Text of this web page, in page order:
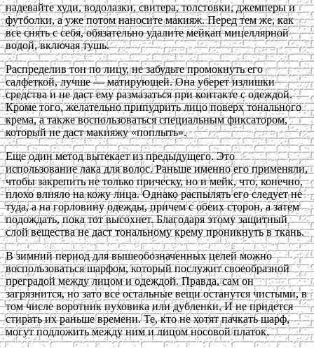
надевайте худи, водолазки, свитера, толстовки, джемперы и
футболки, а уже потом наносите макияж. Перед тем же, как
все снять с себя, обязательно удалите мейкап мицеллярной
водой, включая тушь.
Распределив тон по лицу, не забудьте промокнуть его
салфеткой, лучше — матирующей. Она уберет излишки
средства и не даст ему размазаться при контакте с одеждой.
Кроме того, желательно припудрить лицо поверх тонального
крема, а также воспользоваться специальным фиксатором,
который не даст макияжу «поплыть».
Еще один метод вытекает из предыдущего. Это
использование лака для волос. Раньше именно его применяли,
чтобы закрепить не только прическу, но и мейк, что, конечно,
плохо влияло на кожу лица. Однако распылять его следует не
туда, а на горловину одежды, причем с обеих сторон, а затем
подождать, пока тот высохнет. Благодаря этому защитный
слой вещества не даст тональному крему проникнуть в ткань.
В зимний период для вышеобозначенных целей можно
воспользоваться шарфом, который послужит своеобразной
преградой между лицом и одеждой. Правда, сам он
загрязнится, но зато все остальные вещи останутся чистыми, в
том числе воротник пуховика или дубленки. И не придется
стирать их раньше времени. Те, кто не хотят пачкать шарф,
могут подложить между ним и лицом носовой платок.